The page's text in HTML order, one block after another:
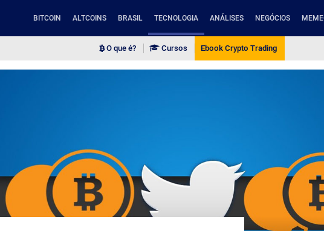
BITCOIN ALTCOINS BRASIL TECNOLOGIA ANÁLISES NEGÓCIOS
O que é? Cursos Ebook Crypto Trading